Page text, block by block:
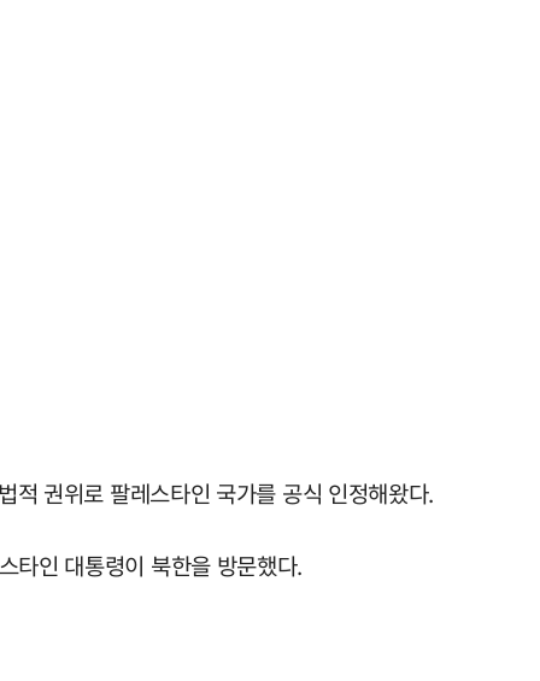
권위로 팔레스타인 국가를 공식 인정해왔다.
타인 대통령이 북한을 방문했다.